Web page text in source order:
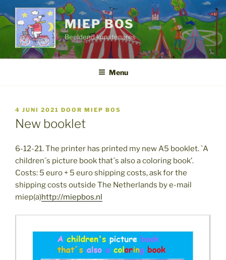
naar
de
inhoud
MIEP BOS
Beeldend kunstenares
Menu
GEPLAATST
OP
4 JUNI 2021 DOOR MIEP BOS
New booklet
6-12-21. The printer has printed my new A5 booklet. `A
children´s picture book that´s also a coloring book’.
Costs: 5 euro + 5 euro shipping costs, ask for the
shipping costs outside The Netherlands by e-mail
miep(a)http://miepbos.nl